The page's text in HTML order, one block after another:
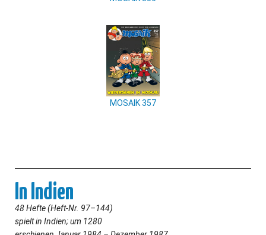
MOSAIK 357
In Indien
48 Hefte (Heft-Nr. 97–144)
spielt in Indien; um 1280